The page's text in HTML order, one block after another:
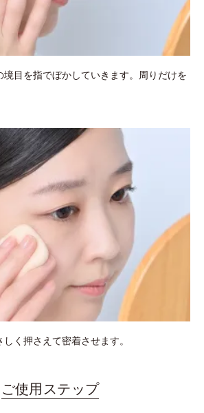
境目を指でぼかしていきます。周りだけを
く押さえて密着させます。
ご使用ステップ